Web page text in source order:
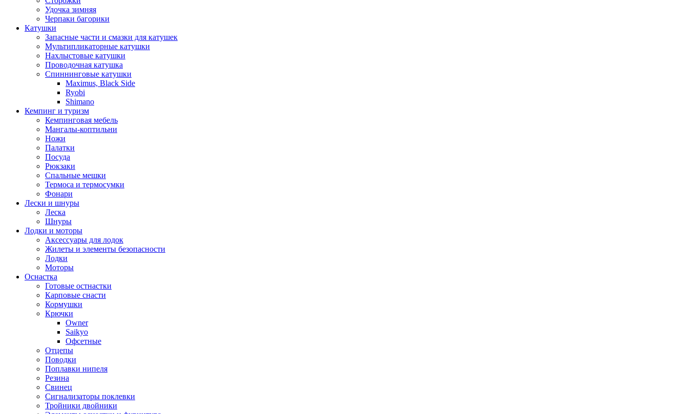
Удочка зимняя
Черпаки багорики
Катушки
Запасные части и смазки для катушек
Мультипликаторные катушки
Нахлыстовые катушки
Проводочная катушка
Спиннинговые катушки
Maximus, Black Side
Ryobi
Shimano
Кемпинг и туризм
Кемпинговая мебель
Мангалы-коптильни
Ножи
Палатки
Посуда
Рюкзаки
Спальные мешки
Термоса и термосумки
Фонари
Лески и шнуры
Леска
Шнуры
Лодки и моторы
Аксессуары для лодок
Жилеты и элементы безопасности
Лодки
Моторы
Оснастка
Готовые остнастки
Карповые снасти
Кормушки
Крючки
Owner
Saikyo
Офсетные
Отцепы
Поводки
Поплавки нипеля
Резина
Свинец
Сигнализаторы поклевки
Тройники двойники